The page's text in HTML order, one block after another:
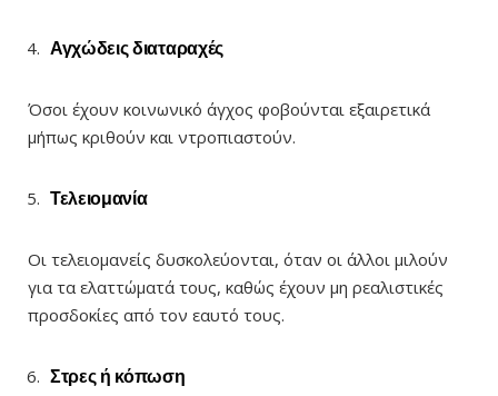
Αγχώδεις διαταραχές
Όσοι έχουν κοινωνικό άγχος φοβούνται εξαιρετικά
μήπως κριθούν και ντροπιαστούν.
Τελειομανία
Οι τελειομανείς δυσκολεύονται, όταν οι άλλοι μιλούν
για τα ελαττώματά τους, καθώς έχουν μη ρεαλιστικές
προσδοκίες από τον εαυτό τους.
Στρες ή κόπωση